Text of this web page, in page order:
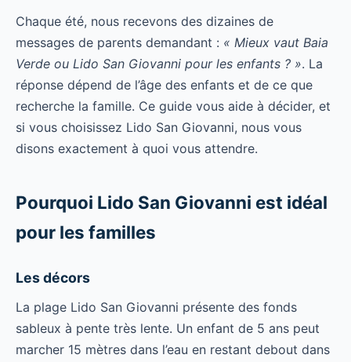
Chaque été, nous recevons des dizaines de
messages de parents demandant : « Mieux vaut Baia
Verde ou Lido San Giovanni pour les enfants ? ». La
réponse dépend de l’âge des enfants et de ce que
recherche la famille. Ce guide vous aide à décider, et
si vous choisissez Lido San Giovanni, nous vous
disons exactement à quoi vous attendre.
Pourquoi Lido San Giovanni est idéal
pour les familles
Les décors
La plage Lido San Giovanni présente des fonds
sableux à pente très lente. Un enfant de 5 ans peut
marcher 15 mètres dans l’eau en restant debout dans